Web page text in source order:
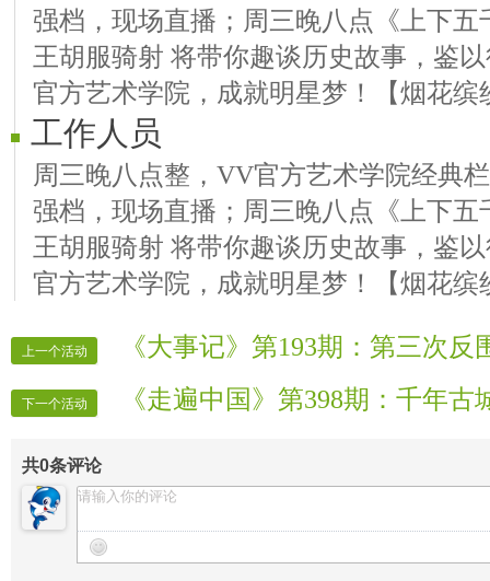
强档，现场直播；周三晚八点《上下五
王胡服骑射 将带你趣谈历史故事，鉴
官方艺术学院，成就明星梦！【烟花缤
工作人员
周三晚八点整，VV官方艺术学院经典
强档，现场直播；周三晚八点《上下五
王胡服骑射 将带你趣谈历史故事，鉴
官方艺术学院，成就明星梦！【烟花缤
上一个活动 《大事记》第193期：第三次反
下一个活动 《走遍中国》第398期：千年古
共0条评论